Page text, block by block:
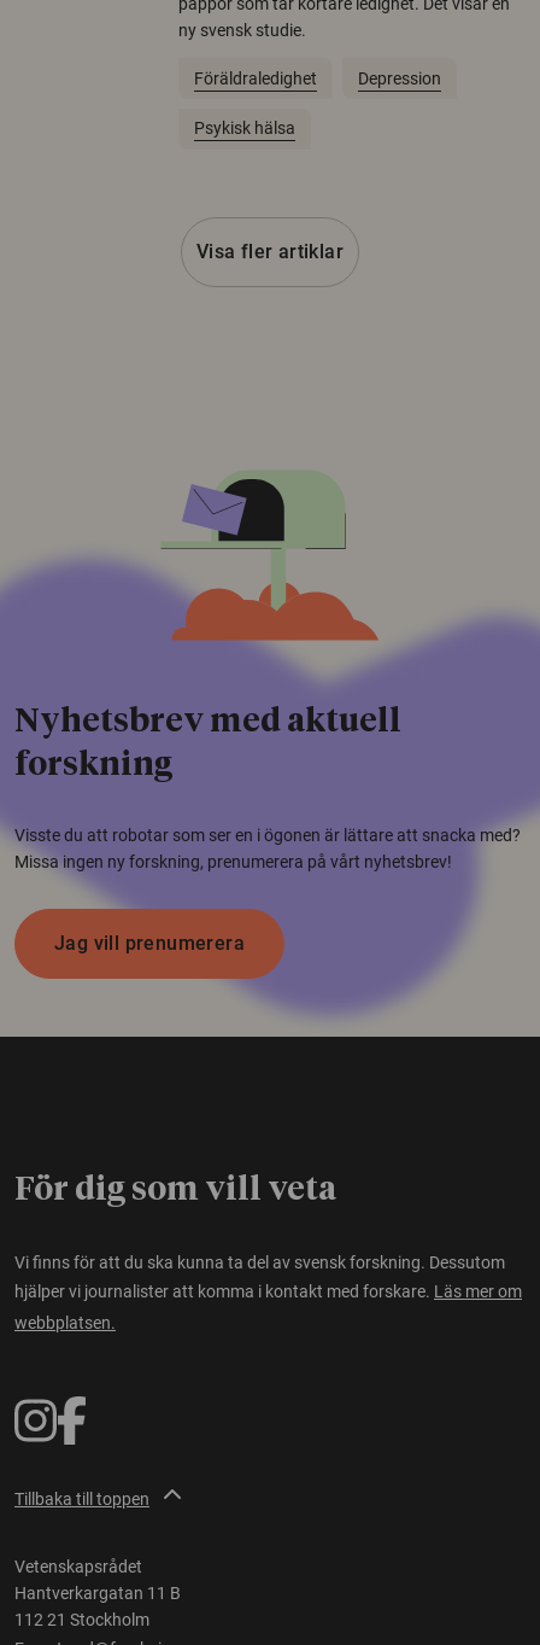
ny svensk studie.
Föräldraledighet Depression
Psykisk hälsa
Visa fler artiklar
Nyhetsbrev med aktuell
forskning
Visste du att robotar som ser en i ögonen är lättare att snacka med?
Missa ingen ny forskning, prenumerera på vårt nyhetsbrev!
Jag vill prenumerera
För dig som vill veta
Vi finns för att du ska kunna ta del av svensk forskning. Dessutom
hjälper vi journalister att komma i kontakt med forskare. Läs mer om
webbplatsen.
Tillbaka till toppen
Vetenskapsrådet
Hantverkargatan 11 B
112 21 Stockholm